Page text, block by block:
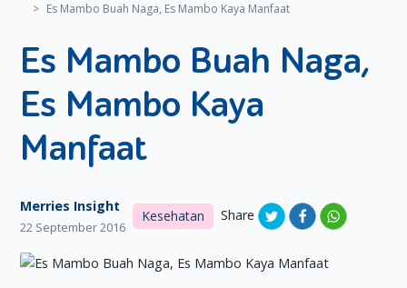
Es Mambo Buah Naga, Es Mambo Kaya Manfaat
Es Mambo Buah Naga,
Es Mambo Kaya
Manfaat
Merries Insight
22 September 2016
Kesehatan Share